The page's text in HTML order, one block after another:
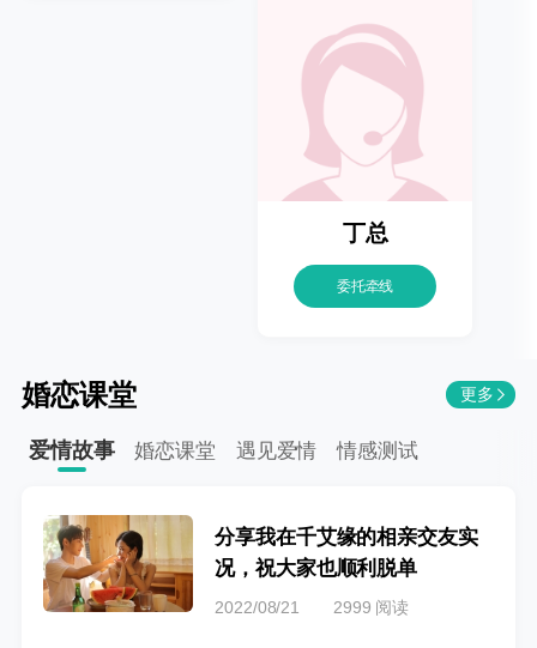
丁总
委托牵线
婚恋课堂 更多
爱情故事 婚恋课堂 遇见爱情 情感测试
分享我在千艾缘的相亲交友实
况，祝大家也顺利脱单
2022/08/21 2999 阅读